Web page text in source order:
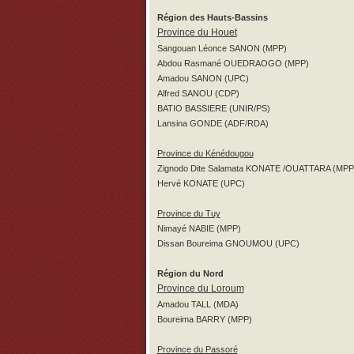
Région des Hauts-Bassins
Province du Houet
Sangouan Léonce SANON (MPP)
Abdou Rasmané OUEDRAOGO (MPP)
Amadou SANON (UPC)
Alfred SANOU (CDP)
BATIO BASSIERE (UNIR/PS)
Lansina GONDE (ADF/RDA)
Province du Kénédougou
Zignodo Dite Salamata KONATE /OUATTARA
Hervé KONATE (UPC)
Province du Tuy
Nimayé NABIE (MPP)
Dissan Boureima GNOUMOU (UPC)
Région du Nord
Province du Loroum
Amadou TALL (MDA)
Boureima BARRY (MPP)
Province du Passoré